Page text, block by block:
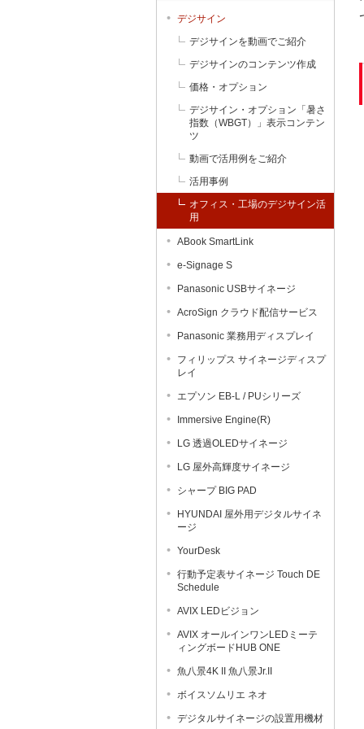
デジサイン
デジサインを動画でご紹介
デジサインのコンテンツ作成
価格・オプション
デジサイン・オプション「暑さ
指数（WBGT）」表示コンテン
ツ
動画で活用例をご紹介
活用事例
オフィス・工場のデジサイン活
用
ABook SmartLink
e-Signage S
Panasonic USBサイネージ
AcroSign クラウド配信サービス
Panasonic 業務用ディスプレイ
フィリップス サイネージディスプ
レイ
エプソン EB-L / PUシリーズ
Immersive Engine(R)
LG 透過OLEDサイネージ
LG 屋外高輝度サイネージ
シャープ BIG PAD
HYUNDAI 屋外用デジタルサイネ
ージ
YourDesk
行動予定表サイネージ Touch DE
Schedule
AVIX LEDビジョン
AVIX オールインワンLEDミーテ
ィングボードHUB ONE
魚八景4K II 魚八景Jr.II
ボイスソムリエ ネオ
デジタルサイネージの設置用機材